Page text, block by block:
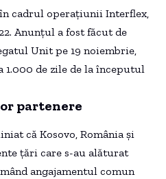
cadrul operațiunii Interflex,
Anunțul a fost făcut de
Unit pe 19 noiembrie,
de zile de la începutul
partenere
că Kosovo, România și
țări care s-au alăturat
angajamentul comun